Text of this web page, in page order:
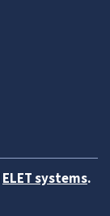
ELET systems.